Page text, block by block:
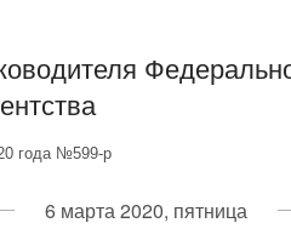
года №599-р
6 марта 2020, пятница